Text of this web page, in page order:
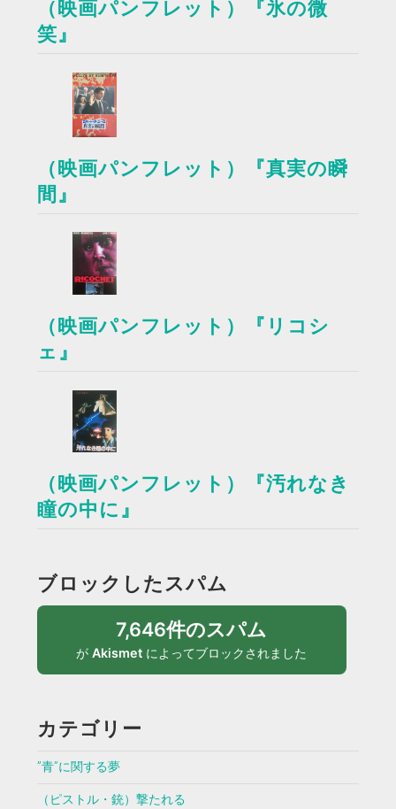
（映画パンフレット）『氷の微
笑』
（映画パンフレット）『真実の瞬
間』
（映画パンフレット）『リコシ
ェ』
（映画パンフレット）『汚れなき
瞳の中に』
ブロックしたスパム
7,646件のスパム
がAkismet によってブロックされました
カテゴリー
”青”に関する夢
（ピストル・銃）撃たれる